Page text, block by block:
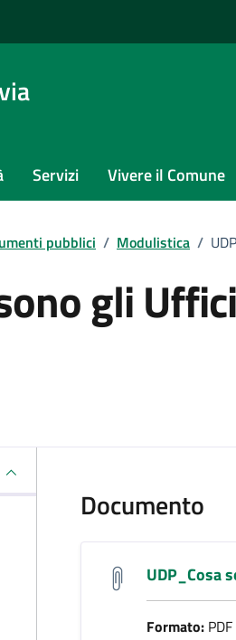
Servizi Vivere il Comune
pubblici / Modulistica /
gli
Documento
UDP_Cosa
Formato: